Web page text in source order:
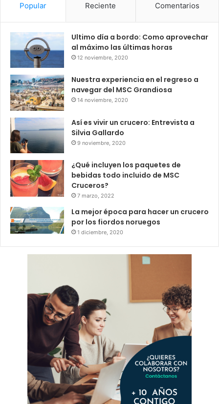
Popular Reciente Comentarios
Ultimo día a bordo: Como aprovechar
al máximo las últimas horas
12 noviembre, 2020
Nuestra experiencia en el regreso a
navegar del MSC Grandiosa
14 noviembre, 2020
Así es vivir un crucero: Entrevista a
Silvia Gallardo
9 noviembre, 2020
¿Qué incluyen los paquetes de
bebidas todo incluido de MSC
Cruceros?
7 marzo, 2022
La mejor época para hacer un crucero
por los fiordos noruegos
1 diciembre, 2020